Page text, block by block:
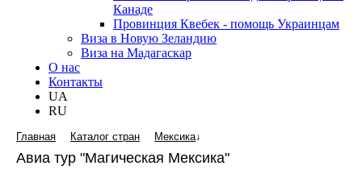
Канаде
Провинция Квебек - помощь Украинцам
Виза в Новую Зеландию
Виза на Мадагаскар
О нас
Контакты
UA
RU
Главная Каталог стран Мексика↓
Авиа тур "Магическая Мексика"